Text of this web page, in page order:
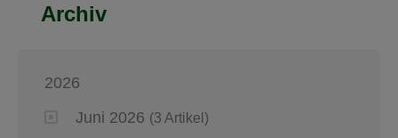
Archiv
2026
Juni 2026 (3 Artikel)